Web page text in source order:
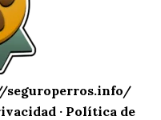
seguroperros.info/
· Política de